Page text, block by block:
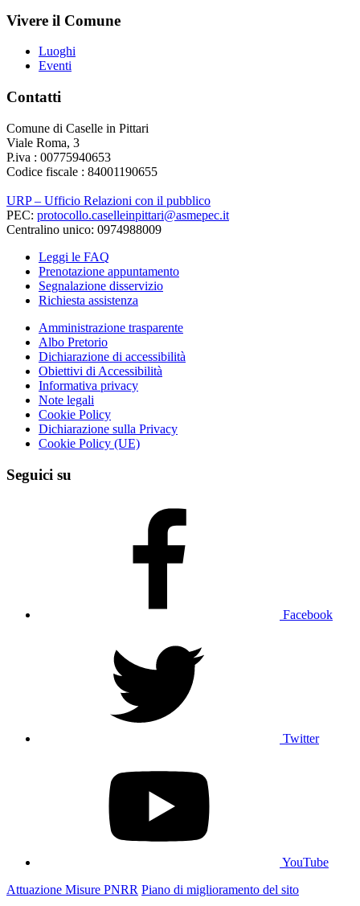
Vivere il Comune
Luoghi
Eventi
Contatti
Comune di Caselle in Pittari
Viale Roma, 3
P.iva : 00775940653
Codice fiscale : 84001190655
URP – Ufficio Relazioni con il pubblico
PEC: protocollo.caselleinpittari@asmepec.it
Centralino unico: 0974988009
Leggi le FAQ
Prenotazione appuntamento
Segnalazione disservizio
Richiesta assistenza
Amministrazione trasparente
Albo Pretorio
Dichiarazione di accessibilità
Obiettivi di Accessibilità
Informativa privacy
Note legali
Cookie Policy
Dichiarazione sulla Privacy
Cookie Policy (UE)
Seguici su
Facebook
Twitter
YouTube
Attuazione Misure PNRR Piano di miglioramento del sito